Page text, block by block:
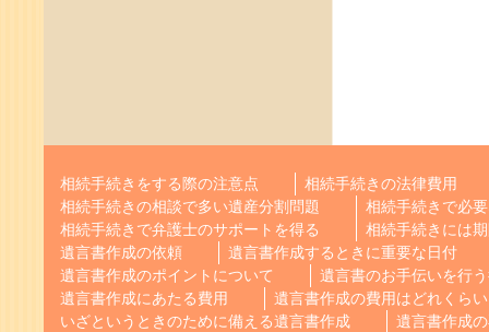
相続手続きをする際の注意点
相続手続きの法律費用
相続手続きの相談で多い遺産分割問題
相続手続きで必
相続手続きで弁護士のサポートを得る
相続手続きには
遺言書作成の依頼
遺言書作成するときに重要な日付
遺言書作成のポイントについて
遺言書のお手伝いを行
遺言書作成にあたる費用
遺言書作成の費用はどれくら
いざというときのために備える遺言書作成
遺言書作成